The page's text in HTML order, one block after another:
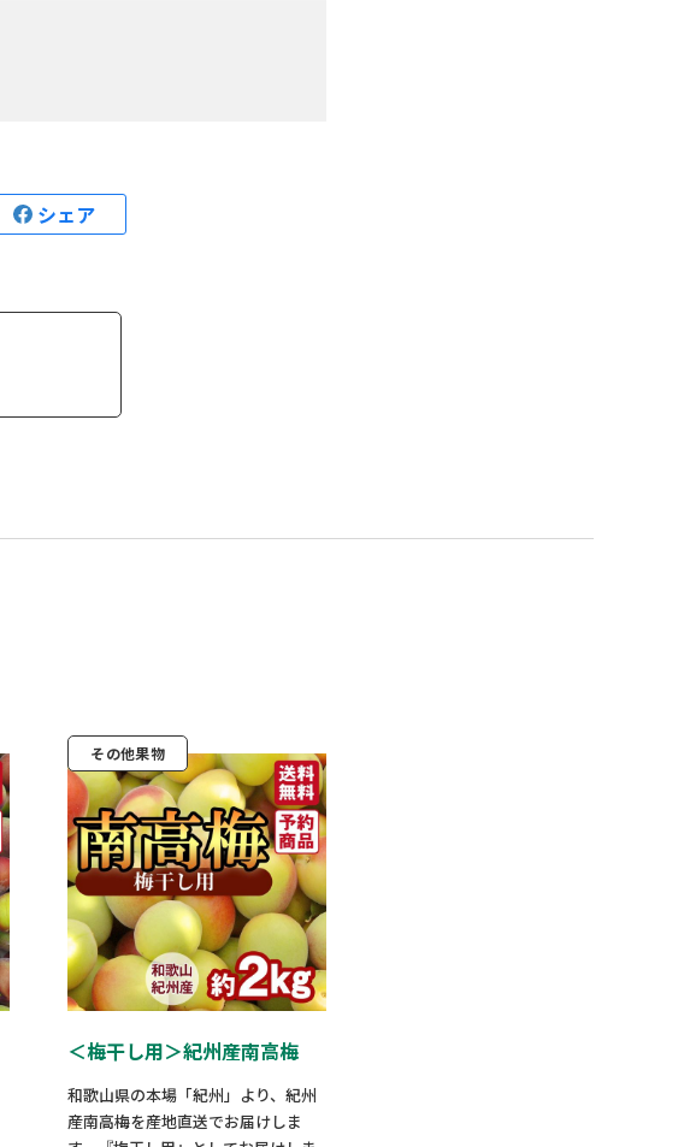
シェア
その他果物
＜梅干し用＞紀州産南高梅
和歌山県の本場「紀州」より、紀州
産南高梅を産地直送でお届けしま